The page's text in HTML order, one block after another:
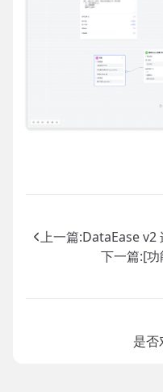
上一篇:DataEase v2
下一篇:[
是否